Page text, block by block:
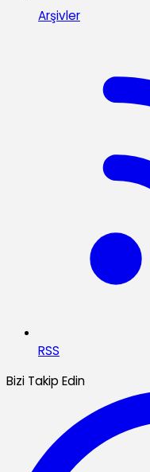
Arşivler
RSS
Bizi Takip Edin